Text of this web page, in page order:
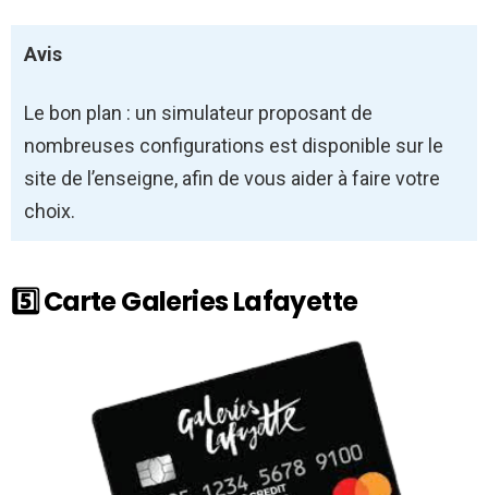
Avis
Le bon plan : un simulateur proposant de
nombreuses configurations est disponible sur le
site de l’enseigne, afin de vous aider à faire votre
choix.
5️⃣ Carte Galeries Lafayette